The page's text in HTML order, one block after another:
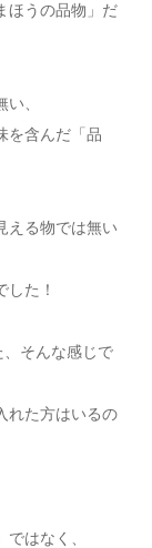
ほうの品物」だ
、
を含んだ「品
える物では無い
た！
そんな感じで
れた方はいるの
はなく、